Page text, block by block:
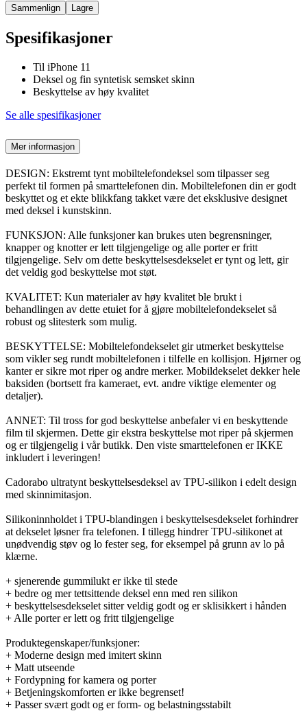
Sammenlign Lagre
Spesifikasjoner
Til iPhone 11
Deksel og fin syntetisk semsket skinn
Beskyttelse av høy kvalitet
Se alle spesifikasjoner
Mer informasjon
DESIGN: Ekstremt tynt mobiltelefondeksel som tilpasser seg
perfekt til formen på smarttelefonen din. Mobiltelefonen din er godt
beskyttet og et ekte blikkfang takket være det eksklusive designet
med deksel i kunstskinn.
FUNKSJON: Alle funksjoner kan brukes uten begrensninger,
knapper og knotter er lett tilgjengelige og alle porter er fritt
tilgjengelige. Selv om dette beskyttelsesdekselet er tynt og lett, gir
det veldig god beskyttelse mot støt.
KVALITET: Kun materialer av høy kvalitet ble brukt i
behandlingen av dette etuiet for å gjøre mobiltelefondekselet så
robust og slitesterk som mulig.
BESKYTTELSE: Mobiltelefondekselet gir utmerket beskyttelse
som vikler seg rundt mobiltelefonen i tilfelle en kollisjon. Hjørner og
kanter er sikre mot riper og andre merker. Mobildekselet dekker hele
baksiden (bortsett fra kameraet, evt. andre viktige elementer og
detaljer).
ANNET: Til tross for god beskyttelse anbefaler vi en beskyttende
film til skjermen. Dette gir ekstra beskyttelse mot riper på skjermen
og er tilgjengelig i vår butikk. Den viste smarttelefonen er IKKE
inkludert i leveringen!
Cadorabo ultratynt beskyttelsesdeksel av TPU-silikon i edelt design
med skinnimitasjon.
Silikoninnholdet i TPU-blandingen i beskyttelsesdekselet forhindrer
at dekselet løsner fra telefonen. I tillegg hindrer TPU-silikonet at
unødvendig støv og lo fester seg, for eksempel på grunn av lo på
klærne.
+ sjenerende gummilukt er ikke til stede
+ bedre og mer tettsittende deksel enn med ren silikon
+ beskyttelsesdekselet sitter veldig godt og er sklisikkert i hånden
+ Alle porter er lett og fritt tilgjengelige
Produktegenskaper/funksjoner:
+ Moderne design med imitert skinn
+ Matt utseende
+ Fordypning for kamera og porter
+ Betjeningskomforten er ikke begrenset!
+ Passer svært godt og er form- og belastningsstabilt